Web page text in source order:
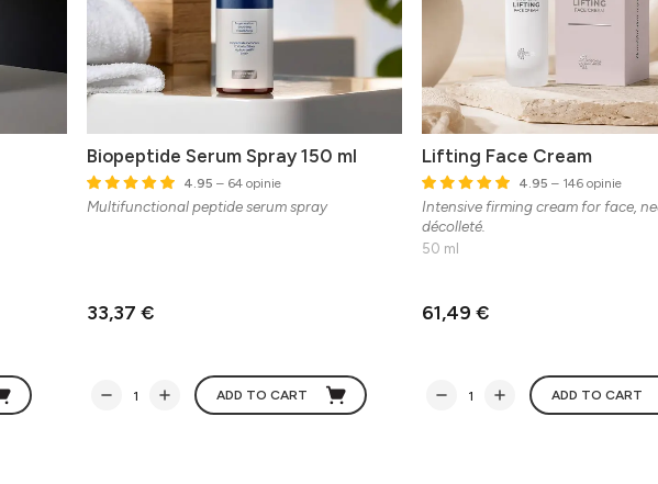
Biopeptide Serum Spray 150 ml
4.95 – 64 opinie
Multifunctional peptide serum spray
33,37 €
ADD TO CART
Lifting Face Cream
4.95 – 146 opinie
Intensive firming cream for face,
décolleté.
50 ml
61,49 €
ADD TO CART